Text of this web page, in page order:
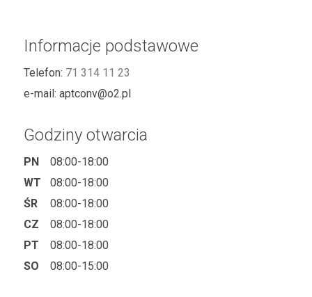
Informacje podstawowe
Telefon: 71 314 11 23
e-mail: aptconv@o2.pl
Godziny otwarcia
PN
08:00-18:00
WT
08:00-18:00
ŚR
08:00-18:00
CZ
08:00-18:00
PT
08:00-18:00
SO
08:00-15:00